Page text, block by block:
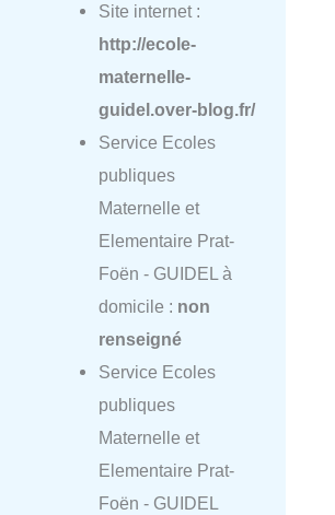
Site internet :
http://ecole-
maternelle-
guidel.over-blog.fr/
Service Ecoles
publiques
Maternelle et
Elementaire Prat-
Foën - GUIDEL à
domicile : non
renseigné
Service Ecoles
publiques
Maternelle et
Elementaire Prat-
Foën - GUIDEL